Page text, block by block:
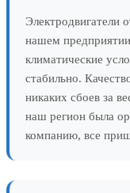
нашем
климатические
стабильно.
никаких сбоев за
наш регион была
компанию, все